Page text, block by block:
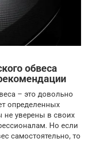
обвеса
– это довольно
определенных
не уверены в своих
Но если
самостоятельно, то